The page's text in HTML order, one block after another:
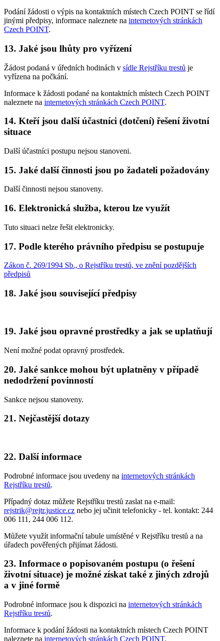
Podání žádosti o výpis na kontaktních místech Czech POINT se řídí
jinými předpisy, informace naleznete na internetových stránkách
Czech POINT.
13. Jaké jsou lhůty pro vyřízení
Žádost podaná v úředních hodinách v sídle Rejstříku trestů je
vyřízena na počkání.
Informace k žádosti podané na kontaktních místech Czech POINT
naleznete na internetových stránkách Czech POINT.
14. Kteří jsou další účastníci (dotčení) řešení životní
situace
Další účastníci postupu nejsou stanoveni.
15. Jaké další činnosti jsou po žadateli požadovány
Další činnosti nejsou stanoveny.
16. Elektronická služba, kterou lze využít
Tuto situaci nelze řešit elektronicky.
17. Podle kterého právního předpisu se postupuje
Zákon č. 269/1994 Sb., o Rejstříku trestů, ve znění pozdějších
předpisů
18. Jaké jsou související předpisy
19. Jaké jsou opravné prostředky a jak se uplatňují
Není možné podat opravný prostředek.
20. Jaké sankce mohou být uplatněny v případě
nedodržení povinností
Sankce nejsou stanoveny.
21. Nejčastější dotazy
22. Další informace
Podrobné informace jsou uvedeny na internetových stránkách
Rejstříku trestů.
Případný dotaz můžete Rejstříku trestů zaslat na e-mail:
rejstrik@rejtr.justice.cz nebo jej učinit telefonicky - tel. kontakt: 244
006 111, 244 006 112.
Můžete využít informační tabule umístěné v Rejstříku trestů a na
úřadech pověřených přijímat žádosti.
23. Informace o popisovaném postupu (o řešení
životní situace) je možné získat také z jiných zdrojů
a v jiné formě
Podrobné informace jsou k dispozici na internetových stránkách
Rejstříku trestů.
Informace k podání žádosti na kontaktních místech Czech POINT
naleznete na internetových stránkách Czech POINT.